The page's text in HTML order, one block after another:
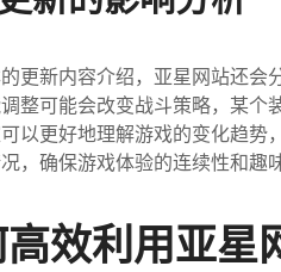
更新内容介绍，亚星网站还会
整可能会改变战斗策略，某个
以更好地理解游戏的变化趋势
，确保游戏体验的连续性和趣味
效利用亚星